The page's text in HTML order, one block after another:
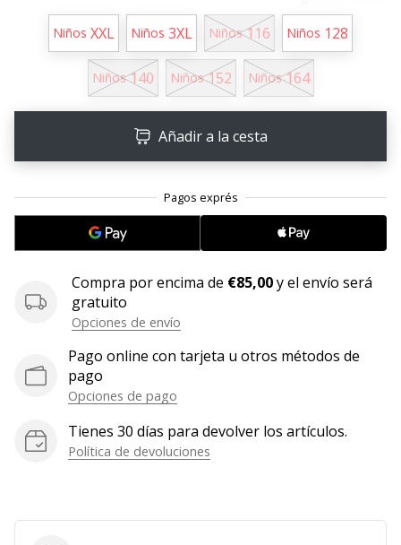
Encuentra…
2 min. de lectura
en
Weplayvolleyball!
consideras
jugón?
¡Te
queremos
nuestro
equipo!
Niños XXL Niños 3XL Niños 116 Niños 128
Niños 140 Niños 152 Niños 164
Añadir a la cesta
Compra por encima de €85,00y el envío será
gratuito
Opciones de envío
Pago online con tarjeta u otros métodos de
pago
Opciones de pago
Tienes 30 días para devolver los artículos.
Política de devoluciones